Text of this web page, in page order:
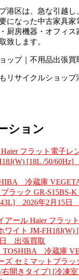
港区は、急な引越
になった中古家具家
厨房機器・オフィス
致します。
ップ｜不用品出張買
リサイクルショップ
ション
フラット電子
[18L /50/
冷蔵庫
ラック GR-S15BS-K
43L] 2026年2月15日
アール Haier フラッ
ワイト JM-
日 出張買取
冷蔵庫
ズ セミマットブラッ
/右開きタイプ] [冷凍